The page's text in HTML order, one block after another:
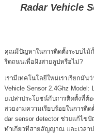
Radar Vehicle
คุณมีปัญหาในการติดตั้งระบบไม้
รีดถนนเพื่อฝังสายลูปหรือไม่?
เรามีเทคโนโลยีใหม่เราเรียกมัน
Vehicle Sensor 2.4Ghz Model:
ยเปล่าประโยชน์กับการติดตั้งที่ต้
สวยงามความเรียบร้อยในการติ
dar sensor detector ช่วยแก้ไข
ทำเกียวที่สายสัญญาณ และเวล